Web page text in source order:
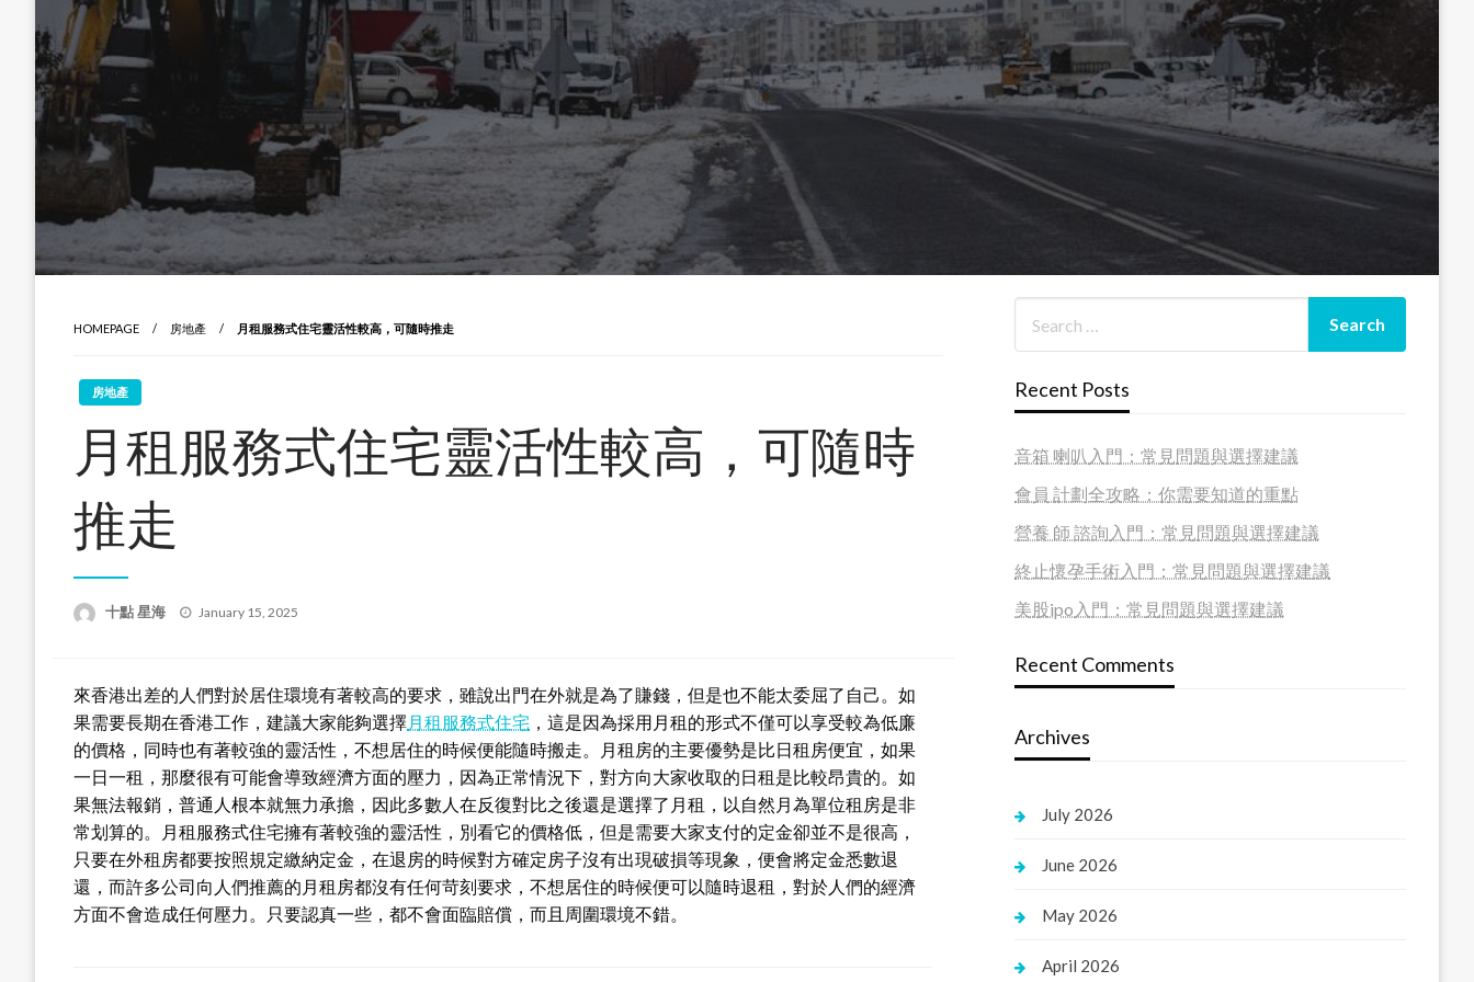
HOMEPAGE 房地產 月租服務式住宅靈活性較高，可隨時推走
房地產
月租服務式住宅靈活性較高，可隨時
推走
十點 星海
Posted
January 15, 2025
來香港出差的人們對於居住環境有著較高的要求，雖說出門在外就是為了賺錢，但是也不能太委屈了自己。如
果需要長期在香港工作，建議大家能夠選擇月租服務式住宅 ，這是因為採用月租的形式不僅可以享受較為低廉
的價格，同時也有著較強的靈活性，不想居住的時候便能隨時搬走。月租房的主要優勢是比日租房便宜，如果
一日一租，那麼很有可能會導致經濟方面的壓力，因為正常情況下，對方向大家收取的日租是比較昂貴的。如
果無法報銷，普通人根本就無力承擔，因此多數人在反復對比之後還是選擇了月租，以自然月為單位租房是非
常划算的。月租服務式住宅擁有著較強的靈活性，別看它的價格低，但是需要大家支付的定金卻並不是很高，
只要在外租房都要按照規定繳納定金，在退房的時候對方確定房子沒有出現破損等現象，便會將定金悉數退
還，而許多公司向人們推薦的月租房都沒有任何苛刻要求，不想居住的時候便可以隨時退租，對於人們的經濟
方面不會造成任何壓力。只要認真一些，都不會面臨賠償，而且周圍環境不錯。
Recent Posts
音箱 喇叭入門：常見問題與選擇建議
會員 計劃全攻略：你需要知道的重點
營養 師 諮詢入門：常見問題與選擇建議
終止懷孕手術入門：常見問題與選擇建議
美股ipo入門：常見問題與選擇建議
Recent Comments
Archives
July 2026
June 2026
May 2026
April 2026